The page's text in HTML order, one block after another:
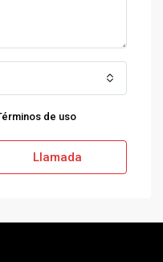
de uso
Llamada